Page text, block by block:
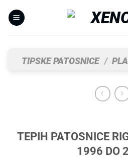
TIPSKE PATOSNICE /
TEPIH PATOSNICE
1996 DO